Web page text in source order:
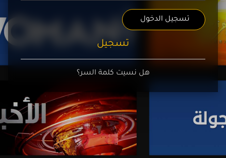
تسجيل الدخول
تسجيل
هل نسيت كلمة السر؟